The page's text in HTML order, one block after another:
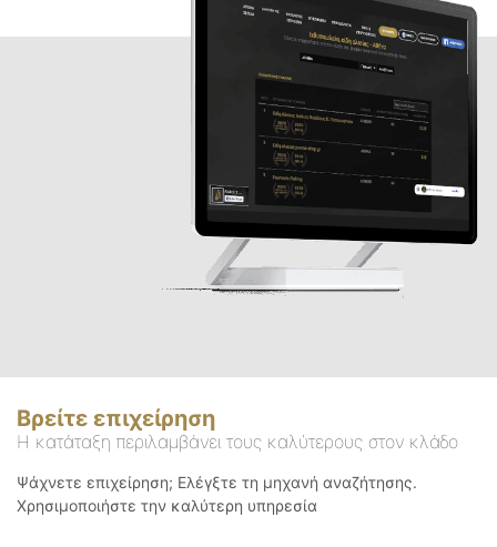
Βρείτε επιχείρηση
Η κατάταξη περιλαμβάνει τους καλύτερους στον κλάδο
Ψάχνετε επιχείρηση; Ελέγξτε τη μηχανή αναζήτησης.
Χρησιμοποιήστε την καλύτερη υπηρεσία